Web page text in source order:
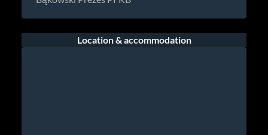
Location & accommodation